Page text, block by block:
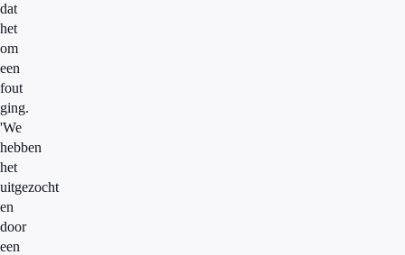
dat
het
om
een
fout
ging.
'We
hebben
het
uitgezocht
en
door
een